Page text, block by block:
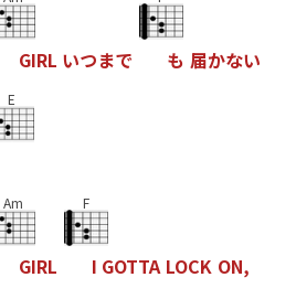
GIRL いつまで も 届かない
E
Am
GIRL
F
I GOTTA LOCK ON,